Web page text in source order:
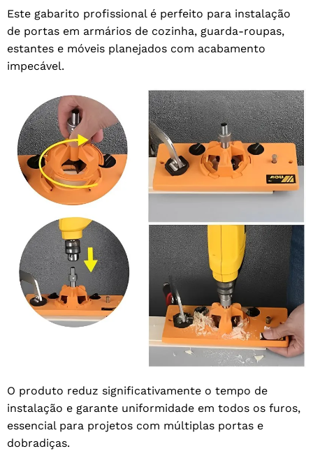
Este gabarito profissional é perfeito para instalação
de portas em armários de cozinha, guarda-roupas,
estantes e móveis planejados com acabamento
impecável.
O produto reduz significativamente o tempo de
instalação e garante uniformidade em todos os furos,
essencial para projetos com múltiplas portas e
dobradiças.